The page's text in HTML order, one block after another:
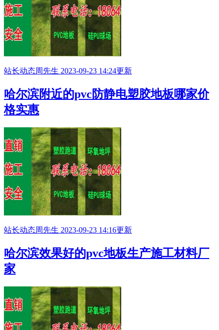
站长动态周先生 2023-09-23 14:24更新
哈尔滨附近的pvc防静电塑胶地板哪家价
格实惠
站长动态周先生 2023-09-23 14:16更新
哈尔滨效果好的pvc地板生产施工材料厂
家